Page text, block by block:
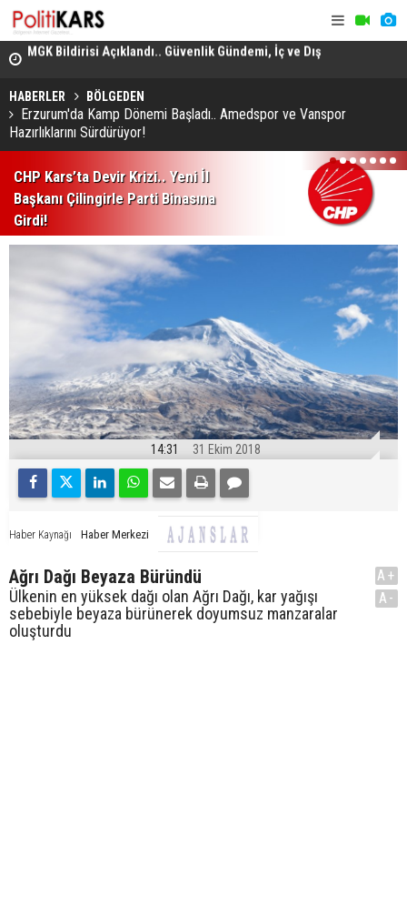
Domuz Sanıp Ateş Etti, Babasının Ölümüne Neden Oldu
HABERLER BÖLGEDEN
Erzurum'da Kamp Dönemi Başladı.. Amedspor ve Vanspor
Hazırlıklarını Sürdürüyor!
CHP Kars’ta Devir Krizi.. Yeni İl
Başkanı Çilingirle Parti Binasına
Girdi!
1 2 3 4 5 6 7
14:31 31 Ekim 2018
Haber Kaynağı Haber Merkezi
Ağrı Dağı Beyaza Büründü
Ülkenin en yüksek dağı olan Ağrı Dağı, kar yağışı
sebebiyle beyaza bürünerek doyumsuz manzaralar
oluşturdu
A+
A-